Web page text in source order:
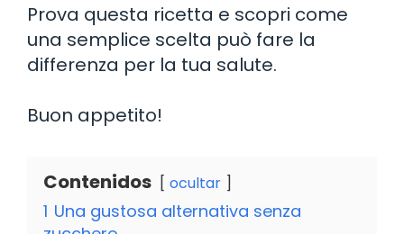
Prova questa ricetta e scopri come
una semplice scelta può fare la
differenza per la tua salute.
Buon appetito!
Contenidos ocultar
1 Una gustosa alternativa senza